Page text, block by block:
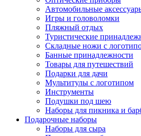
Автомобильные
Игры и головоломки
Пляжный отдых
Туристические
Складные ножи с
Банные принадлежности
Товары для путешествий
Подарки для дачи
Мультитулы с логотипом
Инструменты
Подушки под шею
Наборы для пикника и
Подарочные наборы
Наборы для сыра